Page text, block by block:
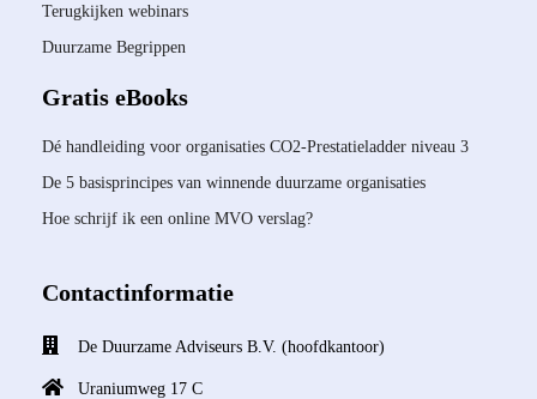
Terugkijken webinars
Duurzame Begrippen
Gratis eBooks
Dé handleiding voor organisaties CO2-Prestatieladder niveau 3
De 5 basisprincipes van winnende duurzame organisaties
Hoe schrijf ik een online MVO verslag?
Contactinformatie
De Duurzame Adviseurs B.V. (hoofdkantoor)
Uraniumweg 17 C